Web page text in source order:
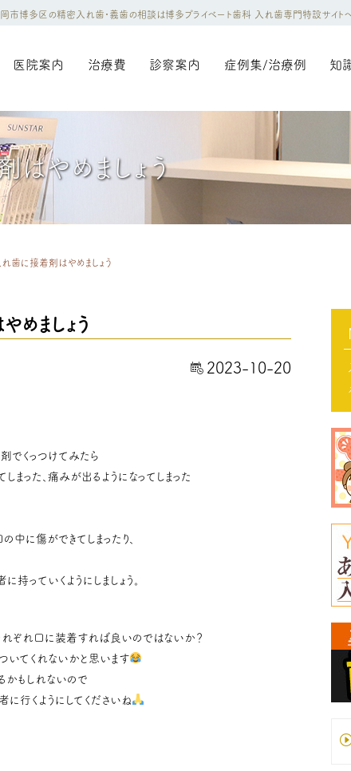
市博多区の精密入れ歯・義歯の相談は博多プライベート歯科 入れ歯専門特設サイト
医院案内 治療費 診察案内 症例集/治療例 知
やめましょう
歯に接着剤はやめましょう
めましょう
2023-10-20
でくっつけてみたら
まった、痛みが出るようになってしまった
に傷ができてしまったり、
っていくようにしましょう。
ぞれ口に装着すれば良いのではないか？
いてくれないかと思います
かもしれないので
行くようにしてくださいね